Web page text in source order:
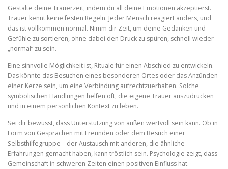
Gestalte deine Trauerzeit, indem du all deine Emotionen akzeptierst.
Trauer kennt keine festen Regeln. Jeder Mensch reagiert anders, und
das ist vollkommen normal. Nimm dir Zeit, um deine Gedanken und
Gefühle zu sortieren, ohne dabei den Druck zu spüren, schnell wieder
„normal“ zu sein.
Eine sinnvolle Möglichkeit ist, Rituale für einen Abschied zu entwickeln.
Das könnte das Besuchen eines besonderen Ortes oder das Anzünden
einer Kerze sein, um eine Verbindung aufrechtzuerhalten. Solche
symbolischen Handlungen helfen oft, die eigene Trauer auszudrücken
und in einem persönlichen Kontext zu leben.
Sei dir bewusst, dass Unterstützung von außen wertvoll sein kann. Ob in
Form von Gesprächen mit Freunden oder dem Besuch einer
Selbsthilfegruppe – der Austausch mit anderen, die ähnliche
Erfahrungen gemacht haben, kann tröstlich sein. Psychologie zeigt, dass
Gemeinschaft in schweren Zeiten einen positiven Einfluss hat.